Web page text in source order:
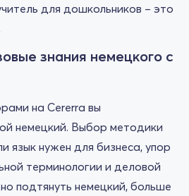
для дошкольников – это
знания немецкого с
на Cererra вы
немецкий. Выбор методики
язык нужен для бизнеса, упор
терминологии и деловой
подтянуть немецкий, больше